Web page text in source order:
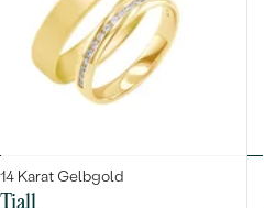
14 Karat Gelbgold
Tiall